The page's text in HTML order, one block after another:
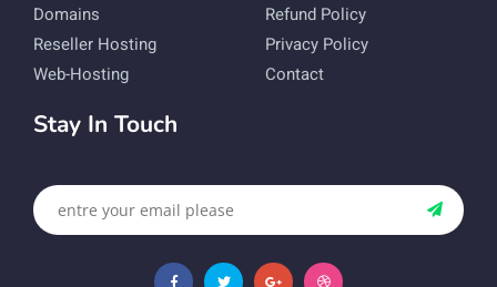
Domains
Reseller Hosting
Web-Hosting
Refund Policy
Privacy Policy
Contact
Stay In Touch